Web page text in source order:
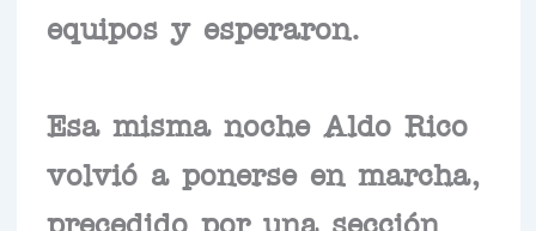
equipos y esperaron.
Esa misma noche Aldo Rico
volvió a ponerse en marcha,
precedido por una sección